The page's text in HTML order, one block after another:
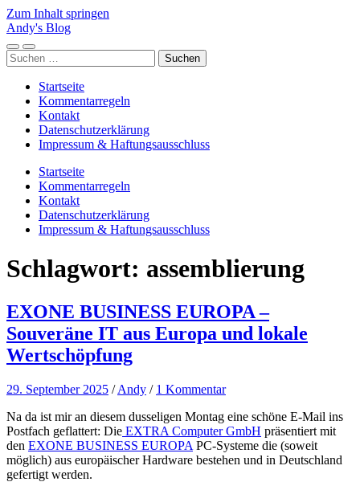
Zum Inhalt springen
Andy's Blog
Mobile-
Menü
Suchfeld
ein-/ausblenden
Suchen
nach:
Startseite
Kommentarregeln
Kontakt
Datenschutzerklärung
Impressum & Haftungsausschluss
Startseite
Kommentarregeln
Kontakt
Datenschutzerklärung
Impressum & Haftungsausschluss
Schlagwort: assemblierung
EXONE BUSINESS EUROPA –
Souveräne IT aus Europa und lokale
Wertschöpfung
29. September 2025 /Andy / 1 Kommentar
Na da ist mir an diesem dusseligen Montag eine schöne E-Mail ins
Postfach geflattert: Die EXTRA Computer GmbH präsentiert mit
den EXONE BUSINESS EUROPA PC-Systeme die (soweit
möglich) aus europäischer Hardware bestehen und in Deutschland
gefertigt werden.